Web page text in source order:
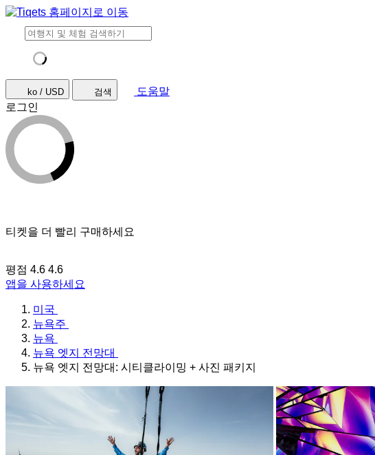
ko / USD 검색
도움말
로그인
티켓을 더 빨리 구매하세요
평점 4.6 4.6
앱을 사용하세요
미국
뉴욕주
뉴욕
뉴욕 엣지 전망대
뉴욕 엣지 전망대: 시티클라이밍 + 사진 패키지